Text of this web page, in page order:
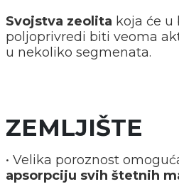
Svojstva zeolita koja će u
poljoprivredi biti veoma
u nekoliko segmenata.
ZEMLJIŠTE
• Velika poroznost
apsorpciju svih štetnih